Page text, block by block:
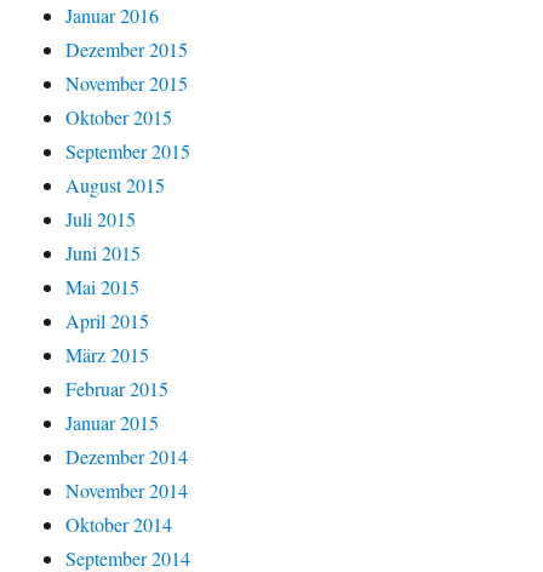
Januar 2016
Dezember 2015
November 2015
Oktober 2015
September 2015
August 2015
Juli 2015
Juni 2015
Mai 2015
April 2015
März 2015
Februar 2015
Januar 2015
Dezember 2014
November 2014
Oktober 2014
September 2014